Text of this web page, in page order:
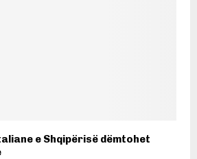
e Shqipërisë dëmtohet